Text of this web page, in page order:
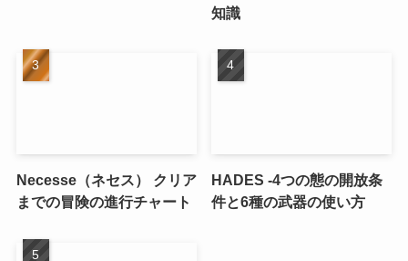
知識
Necesse（ネセス） クリア
までの冒険の進行チャート
HADES -4つの態の開放条
件と6種の武器の使い方